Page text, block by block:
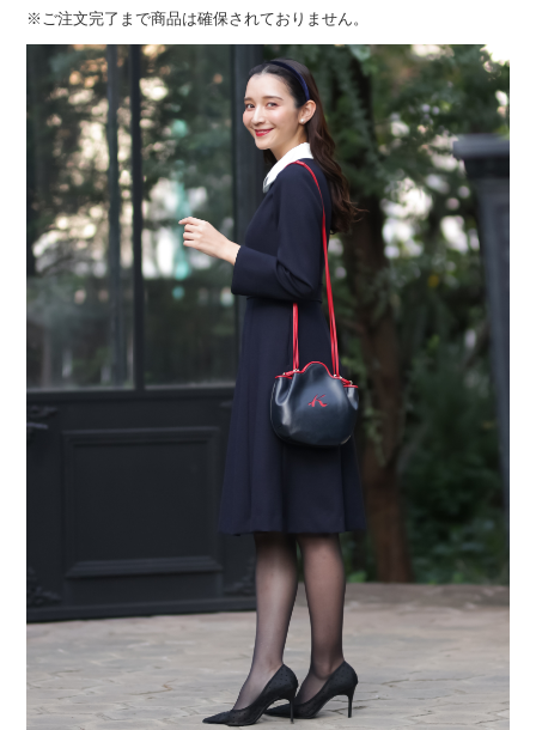
※ご注文完了まで商品は確保されておりません。